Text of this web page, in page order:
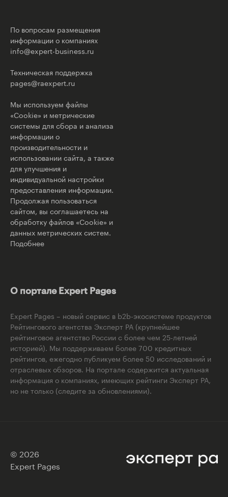
По вопросам размещения
информации о компаниях
info@expert-business.ru
Техническая поддержка
pages@raexpert.ru
Мы используем файлы
«Cookie» и метрические
системы для сбора и анализа
информации о
производительности и
использовании сайта, а также
для улучшения и
индивидуальной настройки
предоставления информации.
Продолжая пользоваться
сайтом, вы соглашаетесь на
обработку файлов «Cookie» и
данных метрических систем.
Подобнее
О портале Expert Pages
Expert Pages – новый сервис в b2b-экосистеме продуктов
Рейтингового агентства Эксперт РА (крупнейшее
рейтинговое агентство России с более чем 25-летней
историей). Мы поддерживаем более 700 кредитных
рейтингов, ежегодно публикуем более 50 исследований и
отраслевых обзоров. На портале содержится актуальная
информация о компаниях, имеющих рейтинги Эксперт РА,
но не только (следите за обновлениями).
© 2026
Expert Pages